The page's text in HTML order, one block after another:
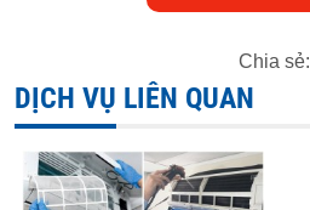
Chia sẻ:
DỊCH VỤ LIÊN QUAN